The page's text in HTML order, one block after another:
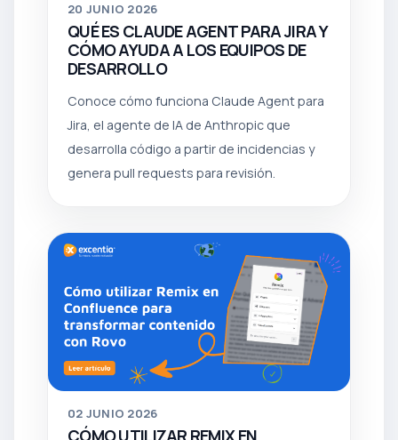
20 JUNIO 2026
QUÉ ES CLAUDE AGENT PARA JIRA Y
CÓMO AYUDA A LOS EQUIPOS DE
DESARROLLO
Conoce cómo funciona Claude Agent para
Jira, el agente de IA de Anthropic que
desarrolla código a partir de incidencias y
genera pull requests para revisión.
02 JUNIO 2026
CÓMO UTILIZAR REMIX EN